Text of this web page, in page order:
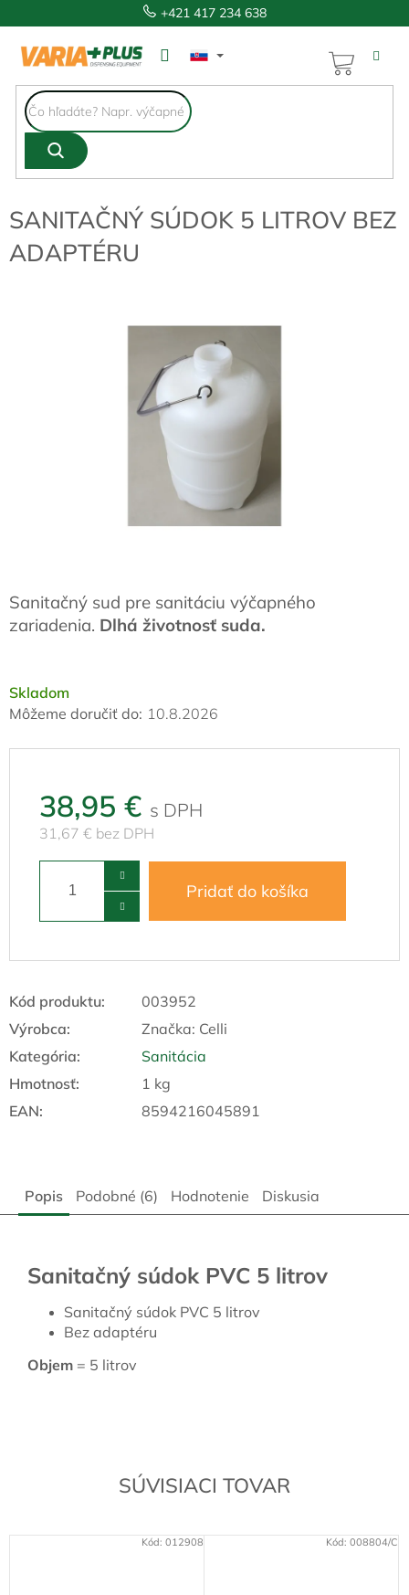
na
obsah
+421 417 234 638
KOŠÍK
SANITAČNÝ SÚDOK 5 LITROV BEZ
ADAPTÉRU
Skladom
Môžeme doručiť do: 10.8.2026
38,95 €
31,67 € bez DPH
Pridať do košíka
Sanitačný sud pre sanitáciu výčapného
zariadenia. Dlhá životnosť suda.
Kód produktu:
003952
Výrobca:
Značka: Celli
Kategória:
Sanitácia
Hmotnosť:
1 kg
EAN: 8594216045891
SÚVISIACI TOVAR
Kód: 012908 Kód: 008804/C
Popis Podobné (6) Hodnotenie Diskusia
Sanitačný súdok PVC 5 litrov
Sanitačný súdok PVC 5 litrov
Bez adaptéru
Objem = 5 litrov